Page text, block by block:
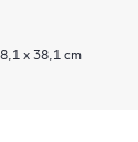
x 38,1 cm